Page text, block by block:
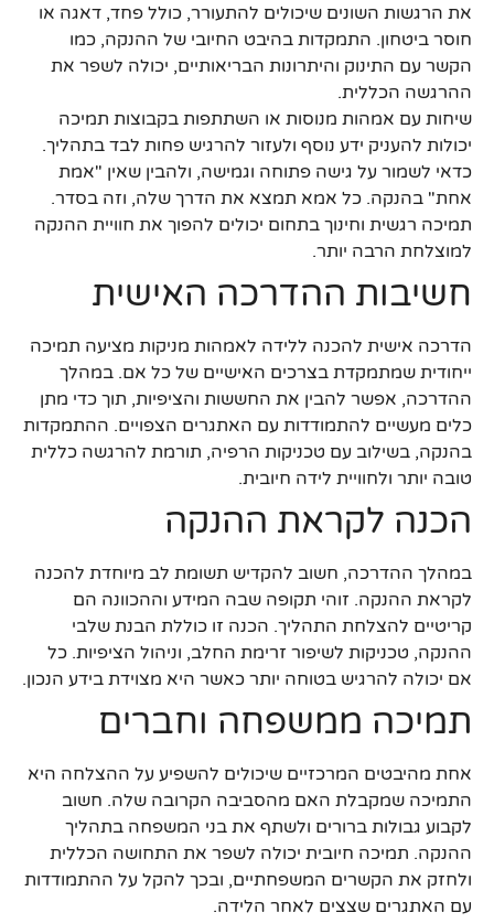
את הרגשות השונים שיכולים להתעורר, כולל פחד, דאגה או
חוסר ביטחון. התמקדות בהיבט החיובי של ההנקה, כמו
הקשר עם התינוק והיתרונות הבריאותיים, יכולה לשפר את
ההרגשה הכללית.
שיחות עם אמהות מנוסות או השתתפות בקבוצות תמיכה
יכולות להעניק ידע נוסף ולעזור להרגיש פחות לבד בתהליך.
כדאי לשמור על גישה פתוחה וגמישה, ולהבין שאין "אמת
אחת" בהנקה. כל אמא תמצא את הדרך שלה, וזה בסדר.
תמיכה רגשית וחינוך בתחום יכולים להפוך את חוויית ההנקה
למוצלחת הרבה יותר.
חשיבות ההדרכה האישית
הדרכה אישית להכנה ללידה לאמהות מניקות מציעה תמיכה
ייחודית שמתמקדת בצרכים האישיים של כל אם. במהלך
ההדרכה, אפשר להבין את החששות והציפיות, תוך כדי מתן
כלים מעשיים להתמודדות עם האתגרים הצפויים. ההתמקדות
בהנקה, בשילוב עם טכניקות הרפיה, תורמת להרגשה כללית
טובה יותר ולחוויית לידה חיובית.
הכנה לקראת ההנקה
במהלך ההדרכה, חשוב להקדיש תשומת לב מיוחדת להכנה
לקראת ההנקה. זוהי תקופה שבה המידע וההכוונה הם
קריטיים להצלחת התהליך. הכנה זו כוללת הבנת שלבי
ההנקה, טכניקות לשיפור זרימת החלב, וניהול הציפיות. כל
אם יכולה להרגיש בטוחה יותר כאשר היא מצוידת בידע הנכון.
תמיכה ממשפחה וחברים
אחת מהיבטים המרכזיים שיכולים להשפיע על ההצלחה היא
התמיכה שמקבלת האם מהסביבה הקרובה שלה. חשוב
לקבוע גבולות ברורים ולשתף את בני המשפחה בתהליך
ההנקה. תמיכה חיובית יכולה לשפר את התחושה הכללית
ולחזק את הקשרים המשפחתיים, ובכך להקל על ההתמודדות
עם האתגרים שצצים לאחר הלידה.